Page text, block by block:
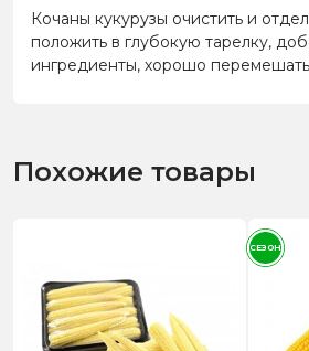
Кочаны кукурузы очистить и
положить в глубокую тарелку,
ингредиенты, хорошо
Похожие товары
СЕЗОН